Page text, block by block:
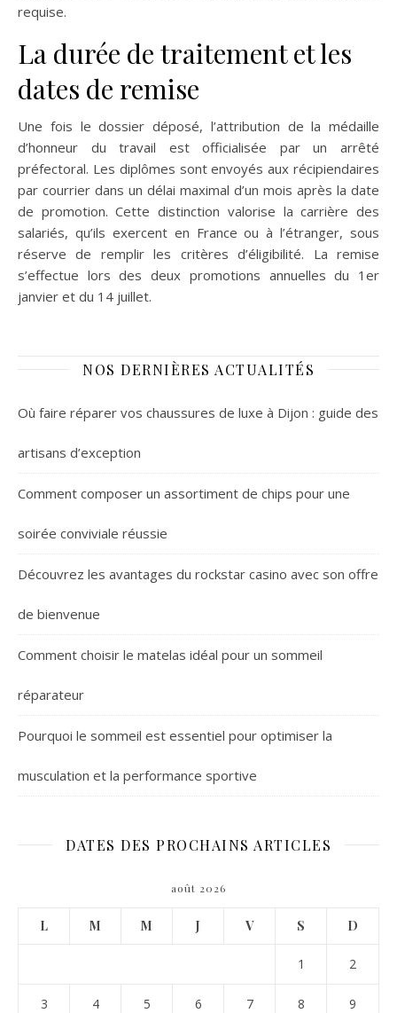
requise.
La durée de traitement et les
dates de remise
Une fois le dossier déposé, l’attribution de la médaille
d’honneur du travail est officialisée par un arrêté
préfectoral. Les diplômes sont envoyés aux récipiendaires
par courrier dans un délai maximal d’un mois après la date
de promotion. Cette distinction valorise la carrière des
salariés, qu’ils exercent en France ou à l’étranger, sous
réserve de remplir les critères d’éligibilité. La remise
s’effectue lors des deux promotions annuelles du 1er
janvier et du 14 juillet.
NOS DERNIÈRES ACTUALITÉS
Où faire réparer vos chaussures de luxe à Dijon : guide des
artisans d’exception
Comment composer un assortiment de chips pour une
soirée conviviale réussie
Découvrez les avantages du rockstar casino avec son offre
de bienvenue
Comment choisir le matelas idéal pour un sommeil
réparateur
Pourquoi le sommeil est essentiel pour optimiser la
musculation et la performance sportive
DATES DES PROCHAINS ARTICLES
août 2026
L M M J V S D
1 2
3 4 5 6 7 8 9